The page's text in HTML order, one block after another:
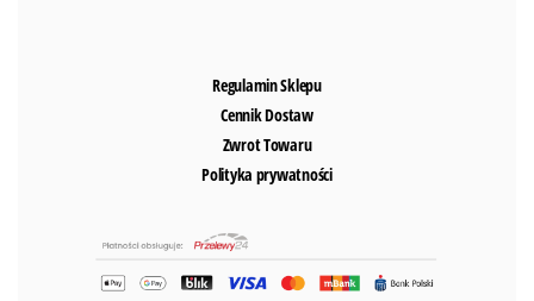
Regulamin Sklepu
Cennik Dostaw
Zwrot Towaru
Polityka prywatności